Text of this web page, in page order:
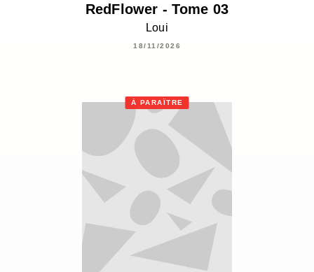
RedFlower - Tome 03
Loui
18/11/2026
À PARAÎTRE